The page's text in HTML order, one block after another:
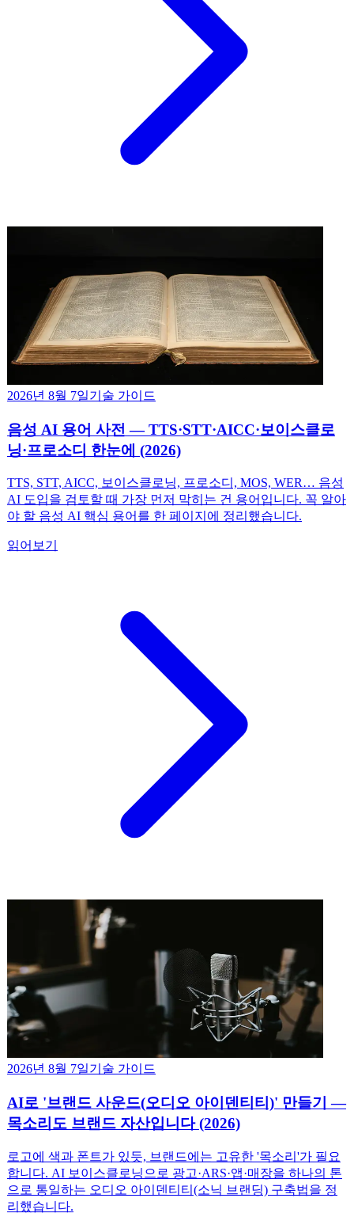
2026년 8월 7일기술 가이드
음성 AI 용어 사전 — TTS·STT·AICC·보이스클로
닝·프로소디 한눈에 (2026)
TTS, STT, AICC, 보이스클로닝, 프로소디, MOS, WER… 음성
AI 도입을 검토할 때 가장 먼저 막히는 건 용어입니다. 꼭 알아
야 할 음성 AI 핵심 용어를 한 페이지에 정리했습니다.
읽어보기
2026년 8월 7일기술 가이드
AI로 '브랜드 사운드(오디오 아이덴티티)' 만들기 —
목소리도 브랜드 자산입니다 (2026)
로고에 색과 폰트가 있듯, 브랜드에는 고유한 '목소리'가 필요
합니다. AI 보이스클로닝으로 광고·ARS·앱·매장을 하나의 톤
으로 통일하는 오디오 아이덴티티(소닉 브랜딩) 구축법을 정
리했습니다.